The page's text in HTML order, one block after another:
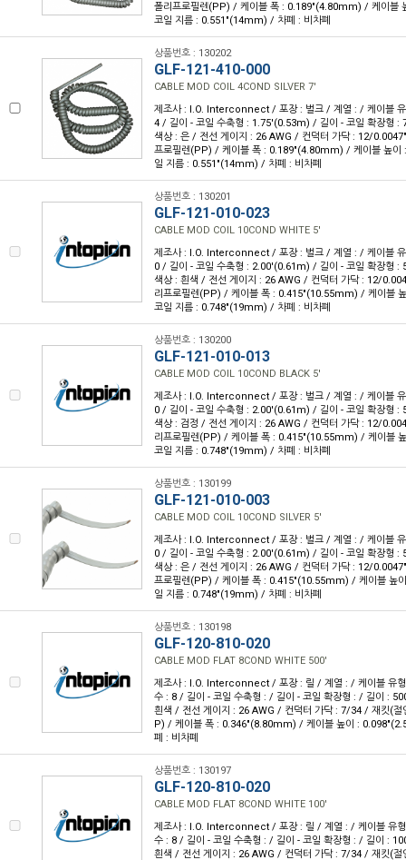
폴리프로필렌(PP) / 케이블 폭 : 0.189"(4.80mm) / 케이
코일 지름 : 0.551"(14mm) / 차폐 : 비차폐
상품번호 : 130202
GLF-121-410-000
CABLE MOD COIL 4COND SILVER 7'
제조사 : I.O. Interconnect / 포장 : 벌크 / 계열 : / 케이블
4 / 길이 - 코일 수축형 : 1.75'(0.53m) / 길이 - 코일 확장형
색상 : 은 / 전선 게이지 : 26 AWG / 컨덕터 가닥 : 12/
프로필렌(PP) / 케이블 폭 : 0.189"(4.80mm) / 케이블 높
일 지름 : 0.551"(14mm) / 차폐 : 비차폐
상품번호 : 130201
GLF-121-010-023
CABLE MOD COIL 10COND WHITE 5'
제조사 : I.O. Interconnect / 포장 : 벌크 / 계열 : / 케이블
0 / 길이 - 코일 수축형 : 2.00'(0.61m) / 길이 - 코일 확장형
색상 : 흰색 / 전선 게이지 : 26 AWG / 컨덕터 가닥 : 12/
리프로필렌(PP) / 케이블 폭 : 0.415"(10.55mm) / 케이블
코일 지름 : 0.748"(19mm) / 차폐 : 비차폐
상품번호 : 130200
GLF-121-010-013
CABLE MOD COIL 10COND BLACK 5'
제조사 : I.O. Interconnect / 포장 : 벌크 / 계열 : / 케이블
0 / 길이 - 코일 수축형 : 2.00'(0.61m) / 길이 - 코일 확장형
색상 : 검정 / 전선 게이지 : 26 AWG / 컨덕터 가닥 : 12/
리프로필렌(PP) / 케이블 폭 : 0.415"(10.55mm) / 케이블
코일 지름 : 0.748"(19mm) / 차폐 : 비차폐
상품번호 : 130199
GLF-121-010-003
CABLE MOD COIL 10COND SILVER 5'
제조사 : I.O. Interconnect / 포장 : 벌크 / 계열 : / 케이블
0 / 길이 - 코일 수축형 : 2.00'(0.61m) / 길이 - 코일 확장형
색상 : 은 / 전선 게이지 : 26 AWG / 컨덕터 가닥 : 12/
프로필렌(PP) / 케이블 폭 : 0.415"(10.55mm) / 케이블 높
일 지름 : 0.748"(19mm) / 차폐 : 비차폐
상품번호 : 130198
GLF-120-810-020
CABLE MOD FLAT 8COND WHITE 500'
제조사 : I.O. Interconnect / 포장 : 릴 / 계열 : / 케이블 유형
수 : 8 / 길이 - 코일 수축형 : / 길이 - 코일 확장형 : / 길이 :
흰색 / 전선 게이지 : 26 AWG / 컨덕터 가닥 : 7/34 / 재킷(절
P) / 케이블 폭 : 0.346"(8.80mm) / 케이블 높이 :
폐 : 비차폐
상품번호 : 130197
GLF-120-810-020
CABLE MOD FLAT 8COND WHITE 100'
제조사 : I.O. Interconnect / 포장 : 릴 / 계열 : / 케이블 유형
수 : 8 / 길이 - 코일 수축형 : / 길이 - 코일 확장형 : / 길이 :
흰색 / 전선 게이지 : 26 AWG / 컨덕터 가닥 : 7/34 / 재킷(절